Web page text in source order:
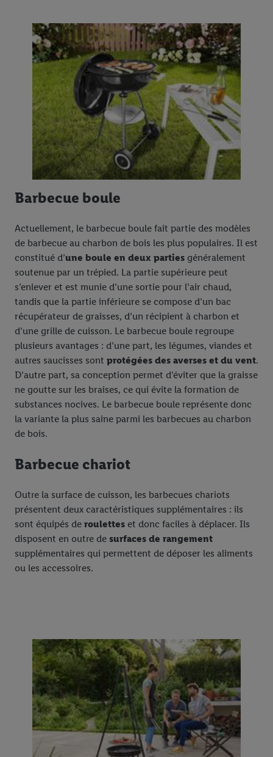
Barbecue boule
Actuellement, le barbecue boule fait partie des modèles
de barbecue au charbon de bois les plus populaires. Il est
constitué d’une boule en deux parties généralement
soutenue par un trépied. La partie supérieure peut
s’enlever et est munie d’une sortie pour l’air chaud,
tandis que la partie inférieure se compose d’un bac
récupérateur de graisses, d’un récipient à charbon et
d’une grille de cuisson. Le barbecue boule regroupe
plusieurs avantages : d’une part, les légumes, viandes et
autres saucisses sont protégées des averses et du vent.
D’autre part, sa conception permet d’éviter que la graisse
ne goutte sur les braises, ce qui évite la formation de
substances nocives. Le barbecue boule représente donc
la variante la plus saine parmi les barbecues au charbon
de bois.
Barbecue chariot
Outre la surface de cuisson, les barbecues chariots
présentent deux caractéristiques supplémentaires : ils
sont équipés de roulettes et donc faciles à déplacer. Ils
disposent en outre de surfaces de rangement
supplémentaires qui permettent de déposer les aliments
ou les accessoires.